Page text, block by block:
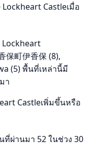
Castleเมื่อ
保町伊香保 (8),
(5) พื้นที่เหล่านี้มี
า
Castleเพิ่มขึ้นหรือ
ที่ผ่านมา 52 ในช่วง 30